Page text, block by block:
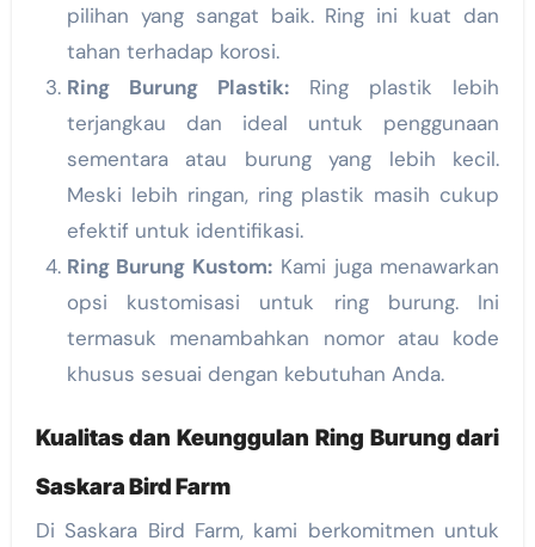
pilihan yang sangat baik. Ring ini kuat dan
tahan terhadap korosi.
Ring Burung Plastik:Ring plastik lebih
terjangkau dan ideal untuk penggunaan
sementara atau burung yang lebih kecil.
Meski lebih ringan, ring plastik masih cukup
efektif untuk identifikasi.
Ring Burung Kustom: Kami juga menawarkan
opsi kustomisasi untuk ring burung. Ini
termasuk menambahkan nomor atau kode
khusus sesuai dengan kebutuhan Anda.
Kualitas dan Keunggulan Ring Burung dari
Saskara Bird Farm
Di Saskara Bird Farm, kami berkomitmen untuk